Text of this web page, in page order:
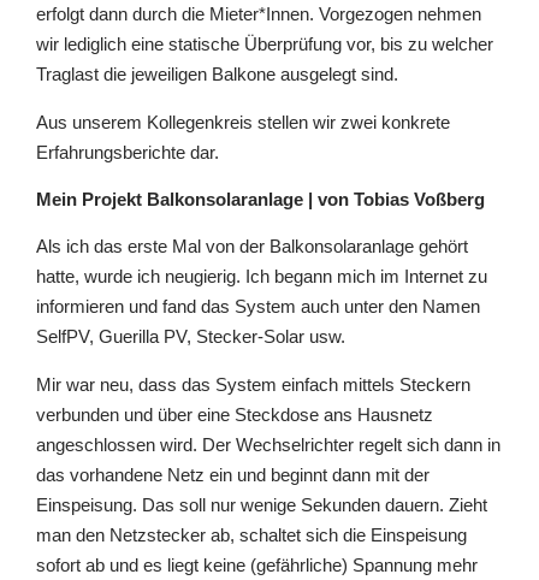
erfolgt dann durch die Mieter*Innen. Vorgezogen nehmen
wir lediglich eine statische Überprüfung vor, bis zu welcher
Traglast die jeweiligen Balkone ausgelegt sind.
Aus unserem Kollegenkreis stellen wir zwei konkrete
Erfahrungsberichte dar.
Mein Projekt Balkonsolaranlage | von Tobias Voßberg
Als ich das erste Mal von der Balkonsolaranlage gehört
hatte, wurde ich neugierig. Ich begann mich im Internet zu
informieren und fand das System auch unter den Namen
SelfPV, Guerilla PV, Stecker-Solar usw.
Mir war neu, dass das System einfach mittels Steckern
verbunden und über eine Steckdose ans Hausnetz
angeschlossen wird. Der Wechselrichter regelt sich dann in
das vorhandene Netz ein und beginnt dann mit der
Einspeisung. Das soll nur wenige Sekunden dauern. Zieht
man den Netzstecker ab, schaltet sich die Einspeisung
sofort ab und es liegt keine (gefährliche) Spannung mehr